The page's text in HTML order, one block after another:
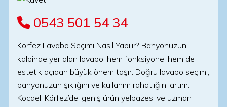
0543 501 54 34
Körfez Lavabo Seçimi Nasıl Yapılır? Banyonuzun
kalbinde yer alan lavabo, hem fonksiyonel hem de
estetik açıdan büyük önem taşır. Doğru lavabo seçimi,
banyonuzun şıklığını ve kullanım rahatlığını artırır.
Kocaeli Körfez’de, geniş ürün yelpazesi ve uzman